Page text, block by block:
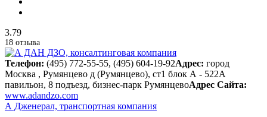
3.79
18 отзыва
Телефон: (495) 772-55-55, (495) 604-19-92Адрес: город
Москва , Румянцево д (Румянцево), ст1 блок А - 522А
павильон, 8 подъезд, бизнес-парк РумянцевоАдрес Сайта:
www.adandzo.com
А Дженерал, транспортная компания